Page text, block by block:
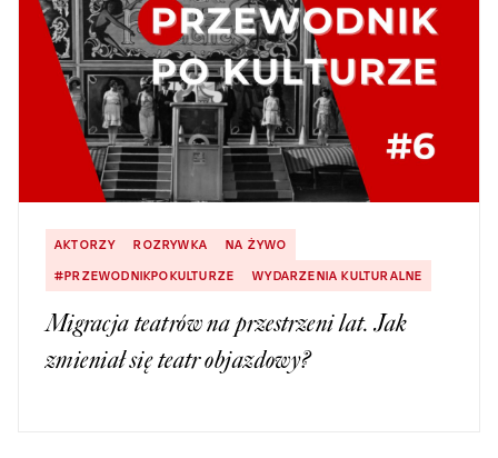
AKTORZY ROZRYWKA
NA ŻYWO
#PRZEWODNIKPOKULTURZE
WYDARZENIA KULTURALNE
Migracja teatrów na przestrzeni lat. Jak
zmieniał się teatr objazdowy?